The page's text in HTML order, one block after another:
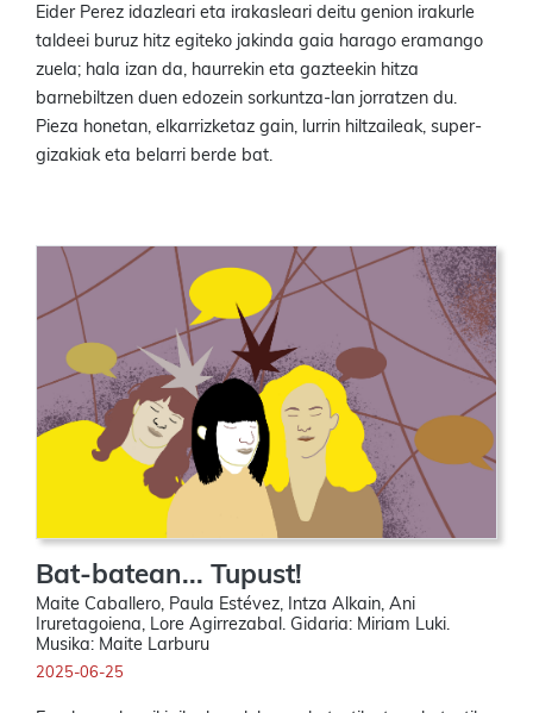
Eider Perez idazleari eta irakasleari deitu genion irakurle
taldeei buruz hitz egiteko jakinda gaia harago eramango
zuela; hala izan da, haurrekin eta gazteekin hitza
barnebiltzen duen edozein sorkuntza-lan jorratzen du.
Pieza honetan, elkarrizketaz gain, lurrin hiltzaileak, super-
gizakiak eta belarri berde bat.
Bat-batean... Tupust!
Maite Caballero, Paula Estévez, Intza Alkain, Ani
Iruretagoiena, Lore Agirrezabal. Gidaria: Miriam Luki.
Musika: Maite Larburu
2025-06-25